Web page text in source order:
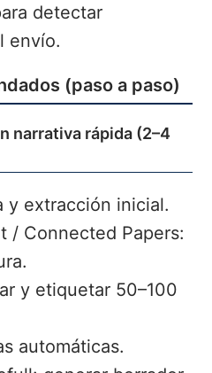
detectar
envío.
(paso a paso)
narrativa rápida (2–4
y extracción inicial.
/ Connected Papers:
y etiquetar 50–100
automáticas.